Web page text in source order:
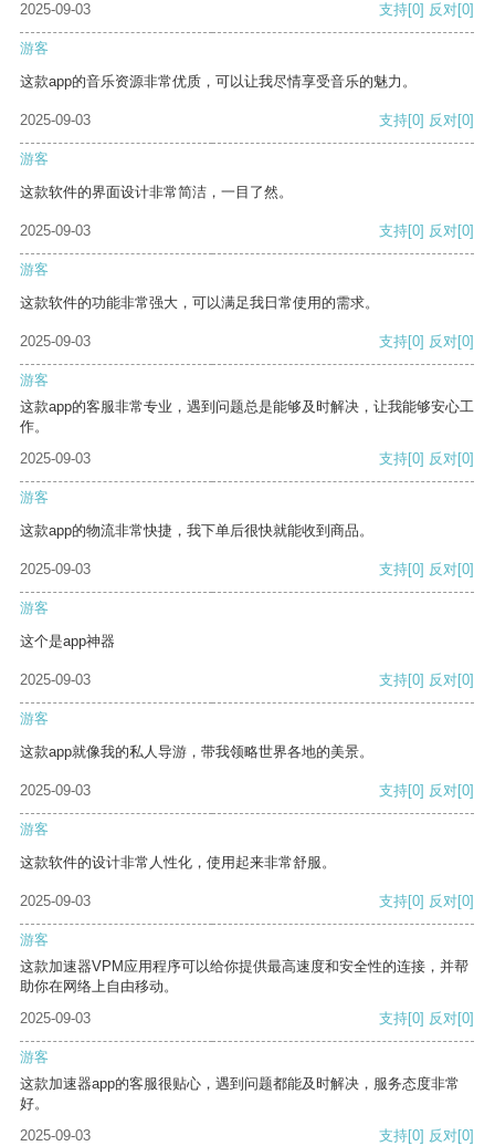
2025-09-03
支持[0] 反对[0]
游客
这款app的音乐资源非常优质，可以让我尽情享受音乐的魅力。
2025-09-03 支持[0] 反对[0]
游客
这款软件的界面设计非常简洁，一目了然。
2025-09-03 支持[0] 反对[0]
游客
这款软件的功能非常强大，可以满足我日常使用的需求。
2025-09-03 支持[0] 反对[0]
游客
这款app的客服非常专业，遇到问题总是能够及时解决，让我能够安心工
作。
2025-09-03
支持[0] 反对[0]
游客
这款app的物流非常快捷，我下单后很快就能收到商品。
2025-09-03 支持[0] 反对[0]
游客
这个是app神器
2025-09-03 支持[0] 反对[0]
游客
这款app就像我的私人导游，带我领略世界各地的美景。
2025-09-03 支持[0] 反对[0]
游客
这款软件的设计非常人性化，使用起来非常舒服。
2025-09-03 支持[0] 反对[0]
游客
这款加速器VPM应用程序可以给你提供最高速度和安全性的连接，并帮
助你在网络上自由移动。
2025-09-03
支持[0] 反对[0]
游客
这款加速器app的客服很贴心，遇到问题都能及时解决，服务态度非常
好。
2025-09-03
支持[0] 反对[0]